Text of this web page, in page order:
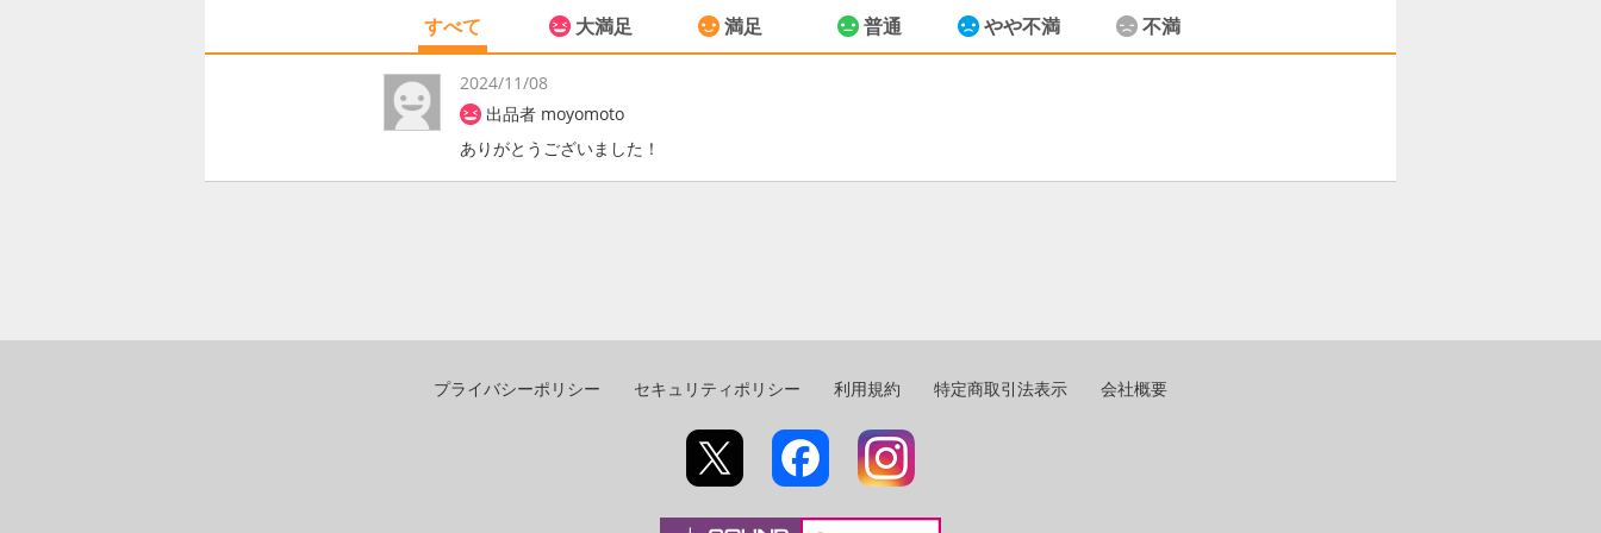
すべて 大満足 満足 普通 やや不満 不満
2024/11/08
出品者 moyomoto
ありがとうございました！
プライバシーポリシー セキュリティポリシー 利用規約 特定商取引法表示 会社概要